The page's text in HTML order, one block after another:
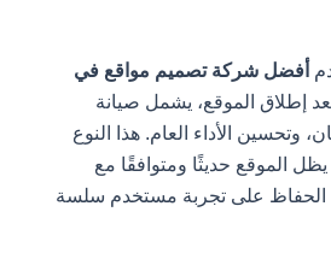
أفضل شركة تصميم مواقع في
إطلاق الموقع، يشمل صيانة
وتحسين الأداء العام. هذا النوع
الموقع حديثًا ومتوافقًا مع
الحفاظ على تجربة مستخدم سلسة